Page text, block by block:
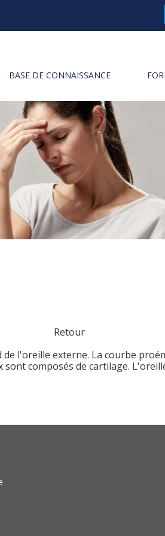
BASE DE CONNAISSANCE
Retour
l'oreille externe. La courbe
composés de cartilage.